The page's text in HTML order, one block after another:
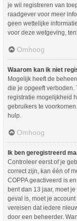
je wil registreren van
raadgever voor meer
geen wettelijke
voor deze wetgeving,
Omhoog
Waarom kan ik niet
Mogelijk heeft de
die je opgeeft verboden.
registratie mogelijkheid
gebruikers te
hulp.
Omhoog
Ik ben geregistreerd
Controleer eerst of je
correct zijn, kan één of
COPPA geactiveerd is
bent dan 13 jaar, moet
geval is, moet je
vereisen dat iedere
door een beheerder.